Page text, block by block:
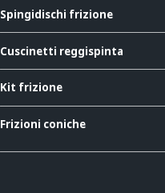
Spingidischi frizione
Cuscinetti reggispinta
Kit frizione
Frizioni coniche